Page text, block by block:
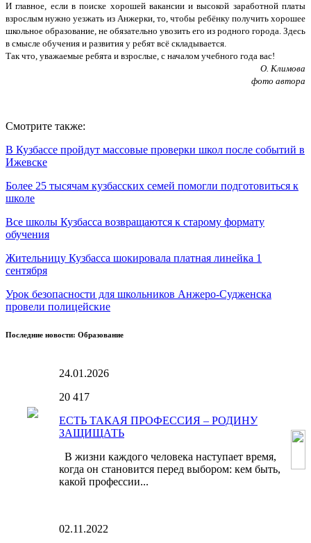
И главное, если в поиске хорошей вакансии и высокой заработной платы
взрослым нужно уезжать из Анжерки, то, чтобы ребёнку получить хорошее
школьное образование, не обязательно увозить его из родного города. Здесь
в смысле обучения и развития у ребят всё складывается.
Так что, уважаемые ребята и взрослые, с началом учебного года вас!
О. Климова
фото автора
Смотрите также:
В Кузбассе пройдут массовые проверки школ после событий в
Ижевске
Более 25 тысячам кузбасских семей помогли подготовиться к
школе
Все школы Кузбасса возвращаются к старому формату
обучения
Жительницу Кузбасса шокировала платная линейка 1
сентября
Урок безопасности для школьников Анжеро-Судженска
провели полицейские
Последние новости: Образование
24.01.2026
20 417
ЕСТЬ ТАКАЯ ПРОФЕССИЯ – РОДИНУ
ЗАЩИЩАТЬ
В жизни каждого человека наступает время,
когда он становится перед выбором: кем быть,
какой профессии...
02.11.2022